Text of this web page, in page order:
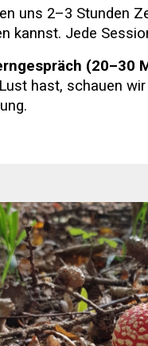
uns 2–3 Stunden
kannst. Jede
(20–30
hast, schauen